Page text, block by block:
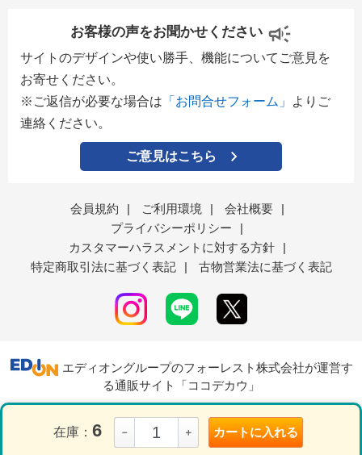
在庫： 6 － ＋ カートに入れる
お客様の声をお聞かせください
サイトのデザインや使い勝手、機能についてご意見を
お寄せください。
※ご返信が必要な場合は 「お問合せフォーム」
よりご
連絡ください。
ご意見はこちら
会員規約 | ご利用環境 | 会社概要
|
プライバシーポリシー
|
カスタマーハラスメントに対する方針
|
特定商取引法に基づく表記
| 古物営業法に基づく表記
エディオングループのフォーレスト株式会社が運営す
る通販サイト「ココデカウ」
表示モード ＰＣ スマートフォン